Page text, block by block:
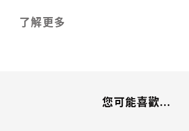
了解更多
您可能喜歡...